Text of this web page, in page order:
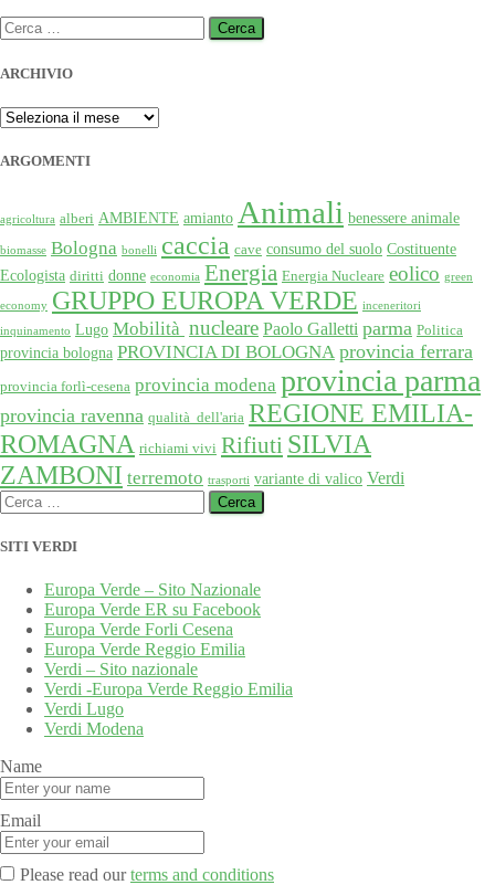
Ricerca
per:
ARCHIVIO
ARCHIVIO
ARGOMENTI
agricoltura alberi AMBIENTE amianto Animali benessere animale
biomasse Bologna bonelli caccia cave consumo del suolo Costituente
Ecologista diritti donne economia Energia Energia Nucleare eolico green
economy GRUPPO EUROPA VERDE inceneritori
inquinamento Lugo Mobilità nucleare Paolo Galletti parma Politica
provincia bologna PROVINCIA DI BOLOGNA provincia ferrara
provincia forlì-cesena provincia modena provincia parma
provincia ravenna qualità dell'aria REGIONE EMILIA-
ROMAGNA richiami vivi Rifiuti SILVIA
ZAMBONI terremoto trasporti variante di valico Verdi
Ricerca
per:
SITI VERDI
Europa Verde – Sito Nazionale
Europa Verde ER su Facebook
Europa Verde Forli Cesena
Europa Verde Reggio Emilia
Verdi – Sito nazionale
Verdi -Europa Verde Reggio Emilia
Verdi Lugo
Verdi Modena
Name
Email
Please read ourterms and conditions